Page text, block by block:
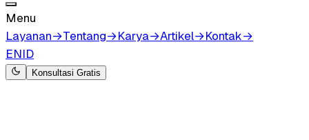
Menu
Layanan→Tentang→Karya→Artikel→Kontak→
ENID
Konsultasi Gratis